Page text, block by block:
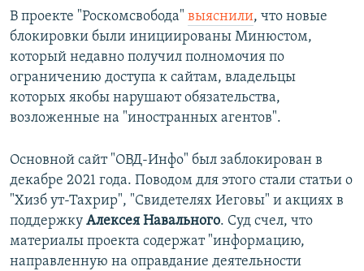
В проекте "Роскомсвобода" выяснили, что новые
блокировки были инициированы Минюстом,
который недавно получил полномочия по
ограничению доступа к сайтам, владельцы
которых якобы нарушают обязательства,
возложенные на "иностранных агентов".
Основной сайт "ОВД-Инфо" был заблокирован в
декабре 2021 года. Поводом для этого стали статьи о
"Хизб ут-Тахрир", "Свидетелях Иеговы" и акциях в
поддержку Алексея Навального. Суд счел, что
материалы проекта содержат "информацию,
направленную на оправдание деятельности